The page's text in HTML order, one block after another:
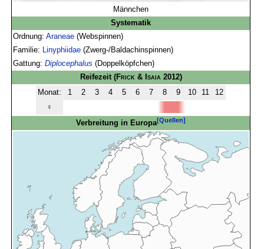
Männchen
Systematik
Ordnung:Araneae (Webspinnen)
Familie:
Linyphiidae (Zwerg-/Baldachinspinnen)
Gattung:Diplocephalus (Doppelköpfchen)
Reifezeit (Frick & Isaia 2012)
Monat:
1 2 3 4 5 6 7 8 9 10 11
12
♀
Verbreitung in Europa[Quellen]